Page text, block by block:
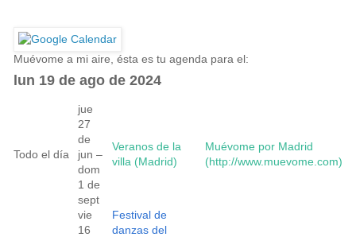
Muévome a mi aire, ésta es tu agenda para el:
lun 19 de ago de 2024
Todo el día
jue
27
de
jun –
dom
1 de
sept
Veranos de la
villa (Madrid)
Muévome por Madrid
(http://www.muevome.com)
vie
16
Festival de
danzas del